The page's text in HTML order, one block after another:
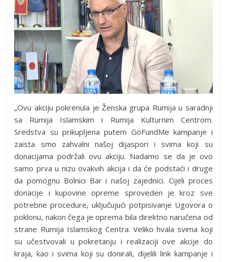
„Ovu akciju pokrenula je Ženska grupa Rumija u saradnji
sa Rumija Islamskim i Rumija Kulturnim Centrom.
Sredstva su prikupljena putem GoFundMe kampanje i
zaista smo zahvalni našoj dijaspori i svima koji su
donacijama podržali ovu akciju. Nadamo se da je ovo
samo prva u nizu ovakvih akcija i da će podstaći i druge
da pomognu Bolnici Bar i našoj zajednici. Cijeli proces
donacije i kupovine opreme sproveden je kroz sve
potrebne procedure, uključujući potpisivanje Ugovora o
poklonu, nakon čega je oprema bila direktno naručena od
strane Rumija Islamskog Centra. Veliko hvala svima koji
su učestvovali u pokretanju i realizaciji ove akcije do
kraja, kao i svima koji su donirali, dijelili link kampanje i